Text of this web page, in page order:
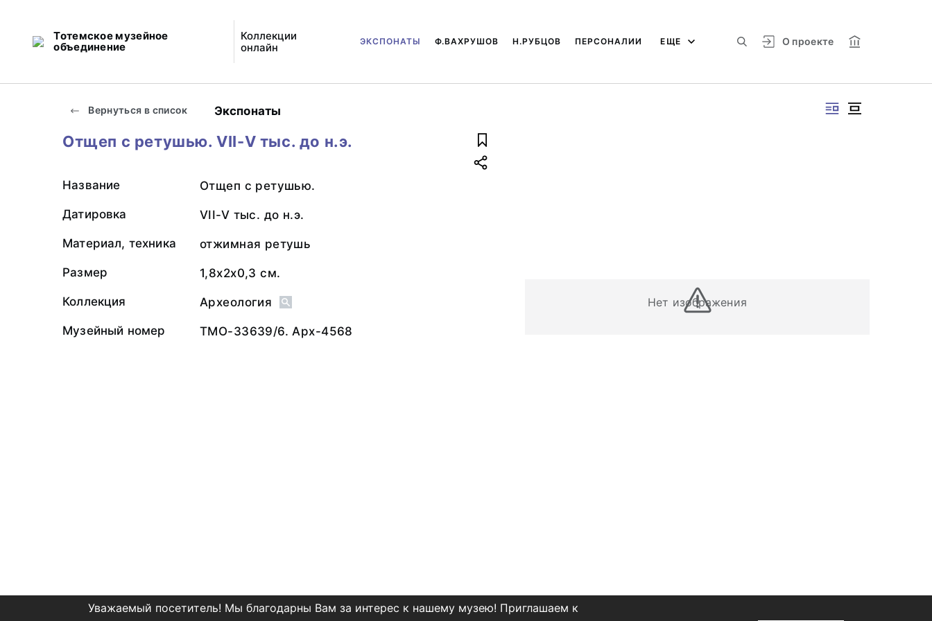
Тотемское музейное
объединение
Коллекции
онлайн
О проекте
ЭКСПОНАТЫ Ф.ВАХРУШОВ Н.РУБЦОВ ПЕРСОНАЛИИ ЕЩЕ
Вернуться в список Экспонаты
Нет изображения
Отщеп с ретушью. VII-V тыс. до н.э.
Название Отщеп с ретушью.
Датировка VII-V тыс. до н.э.
Материал, техника отжимная ретушь
Размер 1,8х2х0,3 см.
Коллекция Археология
Музейный номер ТМО-33639/6. Арх-4568
Уважаемый посетитель! Мы благодарны Вам за интерес к нашему музею! Приглашаем к